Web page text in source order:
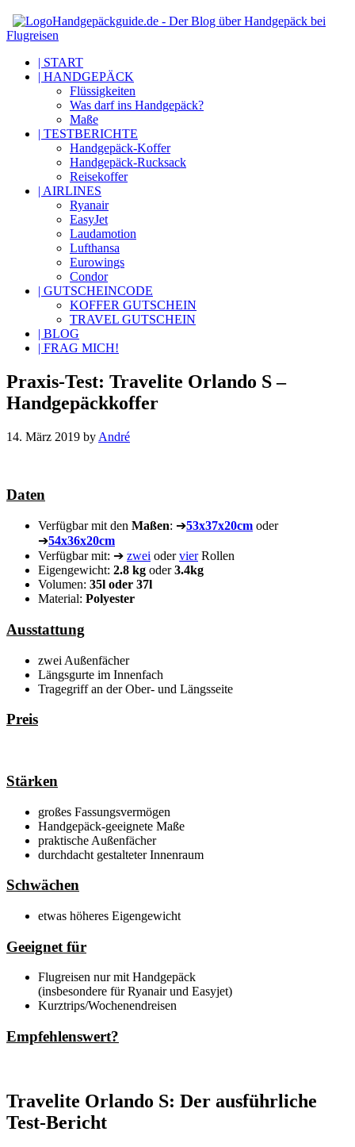
Handgepäckguide.de - Der Blog über Handgepäck bei
Flugreisen
| START
| HANDGEPÄCK
Flüssigkeiten
Was darf ins Handgepäck?
Maße
| TESTBERICHTE
Handgepäck-Koffer
Handgepäck-Rucksack
Reisekoffer
| AIRLINES
Ryanair
EasyJet
Laudamotion
Lufthansa
Eurowings
Condor
| GUTSCHEINCODE
KOFFER GUTSCHEIN
TRAVEL GUTSCHEIN
| BLOG
| FRAG MICH!
Praxis-Test: Travelite Orlando S –
Handgepäckkoffer
14. März 2019 by André
Daten
Verfügbar mit den Maßen: ➔53x37x20cm oder
➔54x36x20cm
Verfügbar mit: ➔ zwei odervierRollen
Eigengewicht: 2.8 kg oder3.4kg
Volumen: 35l oder 37l
Material: Polyester
Ausstattung
zwei Außenfächer
Längsgurte im Innenfach
Tragegriff an der Ober- und Längsseite
Preis
Stärken
großes Fassungsvermögen
Handgepäck-geeignete Maße
praktische Außenfächer
durchdacht gestalteter Innenraum
Schwächen
etwas höheres Eigengewicht
Geeignet für
Flugreisen nur mit Handgepäck
(insbesondere für Ryanair und Easyjet)
Kurztrips/Wochenendreisen
Empfehlenswert?
Travelite Orlando S: Der ausführliche
Test-Bericht